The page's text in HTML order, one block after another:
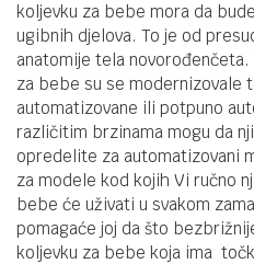
koljevku za bebe mora da
ugibnih djelova. To je od
anatomije tela
za bebe su se modernizovale
automatizovane ili potpuno
različitim brzinama mogu da
opredelite za automatizovani
za modele kod kojih Vi ručno
bebe će uživati u svakom
pomagaće joj da što
koljevku za bebe koja ima